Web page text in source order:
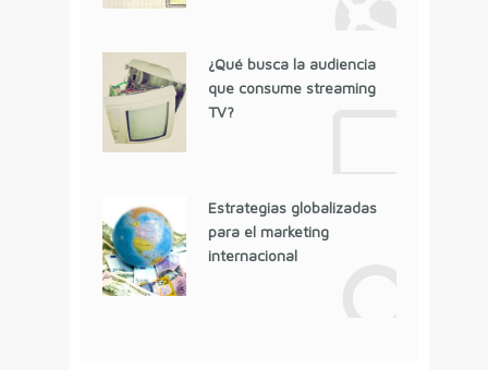
¿Qué busca la audiencia
que consume streaming
TV?
Estrategias globalizadas
para el marketing
internacional